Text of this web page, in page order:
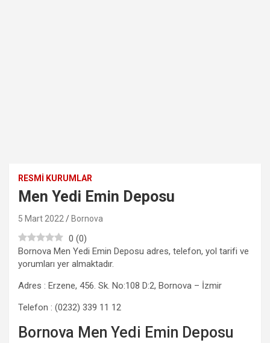
RESMI KURUMLAR
Men Yedi Emin Deposu
5 Mart 2022 Bornova
0 (0)
Bornova Men Yedi Emin Deposu adres, telefon, yol tarifi ve
yorumları yer almaktadır.
Adres : Erzene, 456. Sk. No:108 D:2, Bornova – İzmir
Telefon : (0232) 339 11 12
Bornova Men Yedi Emin Deposu